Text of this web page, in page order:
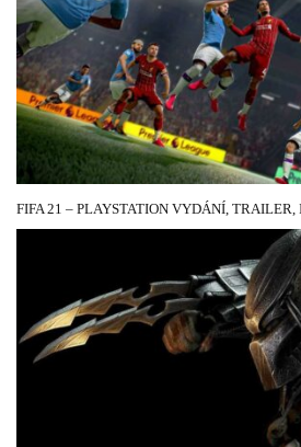
FIFA 21 – PLAYSTATION VYDÁNÍ, TRAILER,